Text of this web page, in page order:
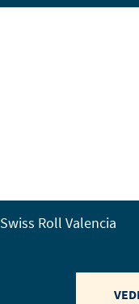
Swiss Roll Valencia